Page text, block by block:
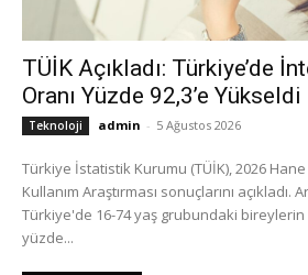
TÜİK Açıkladı: Türkiye’de
Oranı Yüzde 92,3’e Yükseldi
Teknoloji admin - 5 Ağustos 2026
Türkiye İstatistik Kurumu (TÜİK), 2026
Kullanım Araştırması sonuçlarını açıkladı.
Türkiye'de 16-74 yaş grubundaki bireylerin
yüzde...